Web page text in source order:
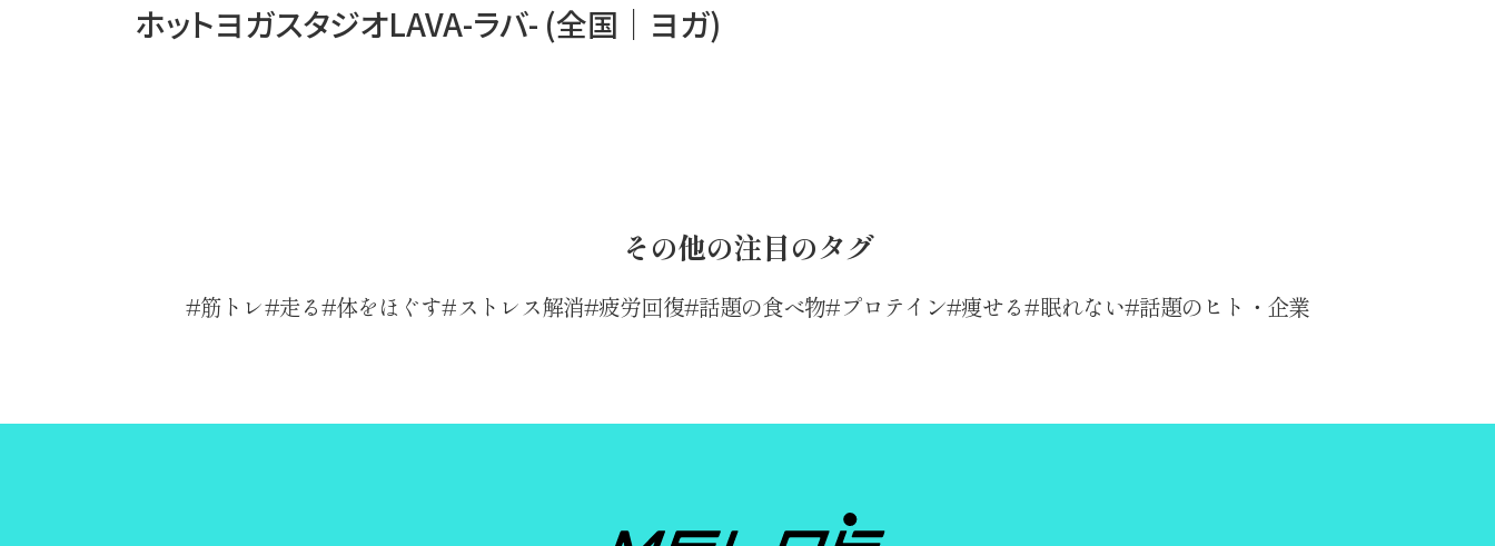
ホットヨガスタジオLAVA-ラバ- (全国｜ヨガ)
その他の注目のタグ
筋トレ 走る 体をほぐす ストレス解消 疲労回復 話題の食べ物 プロテイン 痩せる 眠れない 話題のヒト・企業